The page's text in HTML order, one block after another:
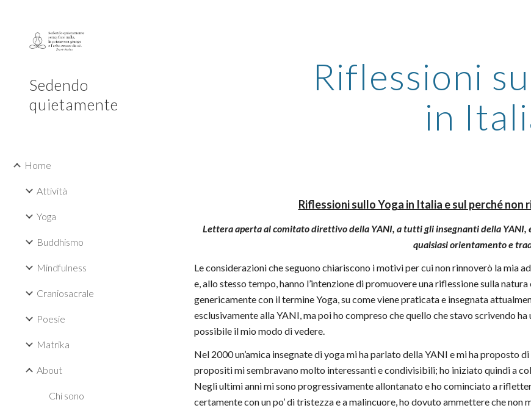
Sedendo
quietamente
Home
Attività
Yoga
Buddhismo
Mindfulness
Craniosacrale
Poesie
Matrika
About
Chi sono
Riflessioni
in
Riflessioni sullo Yoga in Italia e sul perché non
Lettera aperta al comitato direttivo della YANI, a tutti gli insegnanti della
qualsiasi orientamento e
Le considerazioni che seguono chiariscono i motivi per cui non rinnoverò la mia
e, allo stesso tempo, hanno l’intenzione di promuovere una riflessione sulla
genericamente con il termine Yoga, su come viene praticata e insegnata
esclusivamente alla YANI, ma poi ho compreso che quello che stavo scrivendo
possibile il mio modo di vedere.
Nel 2000 un’amica insegnate di yoga mi ha parlato della YANI e mi ha proposto
propositi mi sembravano molto interessanti e condivisibili; ho iniziato quindi a
Negli ultimi anni mi sono progressivamente allontanato e ho cominciato a
certamente con un po’ di tristezza e a malincuore, ho dovuto ammettere che non